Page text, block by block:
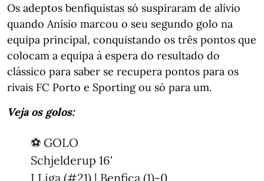
Os adeptos benfiquistas só suspiraram de alívio
quando Anísio marcou o seu segundo golo na
equipa principal, conquistando os três pontos que
colocam a equipa à espera do resultado do
clássico para saber se recupera pontos para os
rivais FC Porto e Sporting ou só para um.
Veja os golos:
⚽ GOLO
Schjelderup 16'
I Liga (#21) | Benfica (1)-0